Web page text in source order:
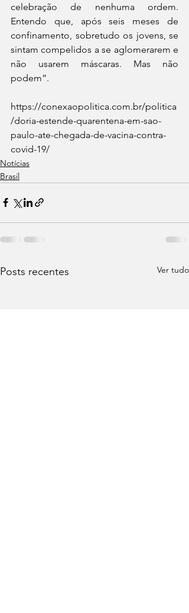
celebração de nenhuma ordem.
Entendo que, após seis meses de
confinamento, sobretudo os jovens, se
sintam compelidos a se aglomerarem e
não usarem máscaras. Mas não
podem”.
https://conexaopolitica.com.br/politica
/doria-estende-quarentena-em-sao-
paulo-ate-chegada-de-vacina-contra-
covid-19/
Notícias
Brasil
Posts recentes Ver tudo